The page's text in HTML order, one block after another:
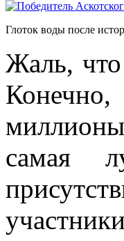
Глоток воды после
Жаль, что
самая